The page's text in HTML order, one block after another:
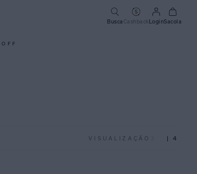
Busca CashbackLoginSacola
OFF
4